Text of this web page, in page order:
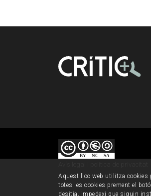
Aquest lloc web utilitza cookies
totes les cookies prement el
desitja, impedexi que siguin